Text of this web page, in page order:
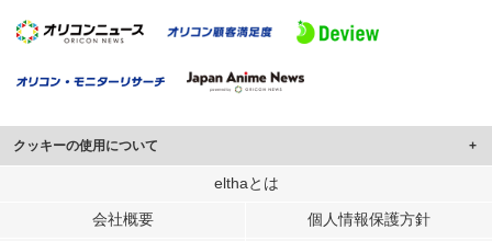
クッキーの使用について
このサイトでは Cookie を使用して、ユーザーに合わせたコンテンツや広告の
行っています。
elthaとは
会社概要 個人情報保護方針